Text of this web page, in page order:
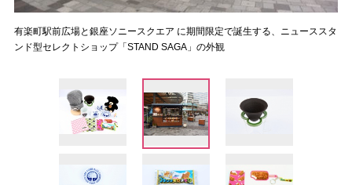
有楽町駅前広場と銀座ソニースクエア に期間限定で誕生する、ニューススタ
ンド型セレクトショップ「STAND SAGA」の外観